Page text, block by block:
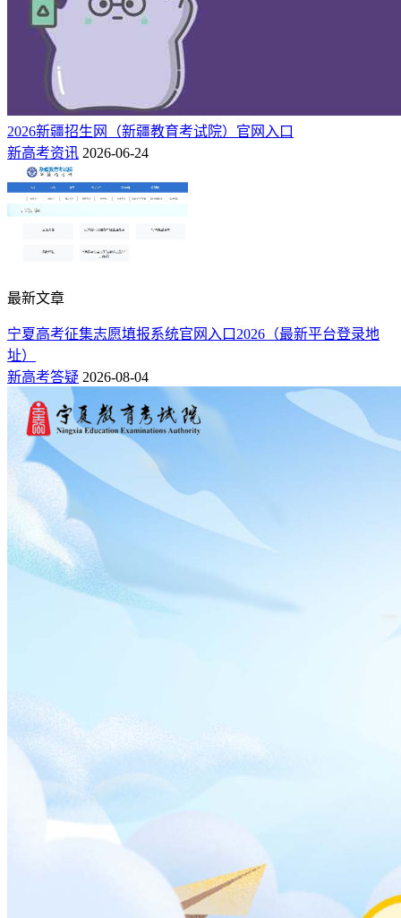
2026新疆招生网（新疆教育考试院）官网入口
新高考资讯 2026-06-24
最新文章
宁夏高考征集志愿填报系统官网入口2026（最新平台登录地
址）
新高考答疑 2026-08-04